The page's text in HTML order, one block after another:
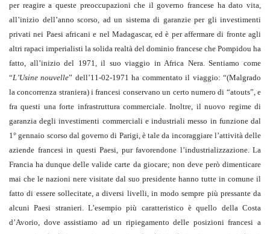
per reagire a queste preoccupazioni che il governo francese ha dato vita,
all’inizio dell’anno scorso, ad un sistema di garanzie per gli investimenti
privati nei Paesi africani e nel Madagascar, ed è per affermare di fronte agli
altri rapaci imperialisti la solida realtà del dominio francese che Pompidou ha
fatto, all’inizio del 1971, il suo viaggio in Africa Nera. Sentiamo come
“L’Usine nouvelle” dell’11-02-1971 ha commentato il viaggio: “(Malgrado
la concorrenza straniera) i francesi conservano un certo numero di “atouts”, e
fra questi una forte infrastruttura commerciale. Inoltre, il nuovo regime di
garanzia degli investimenti commerciali e industriali messo in funzione dal
1° gennaio scorso dal governo di Parigi, è tale da incoraggiare l’attività delle
aziende francesi in questi Paesi, pur favorendone l’industrializzazione. La
Francia ha dunque delle valide carte da giocare; non deve però dimenticare
mai che le nazioni nere visitate dal suo presidente hanno tutte in comune il
fatto di essere sollecitate, a diversi livelli, in modo sempre più pressante da
alcuni Paesi stranieri. L’esempio più caratteristico è quello della Costa
d’Avorio, dove assistiamo ad un ripiegamento delle posizioni francesi a